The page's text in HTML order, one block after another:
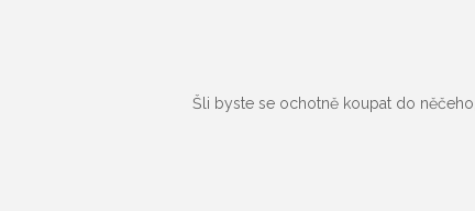
Šli byste se ochotně koupat do